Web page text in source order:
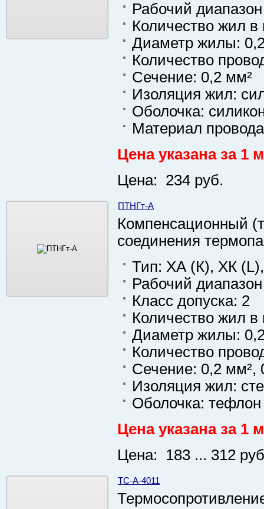
Рабочий
Количество жил в
Диаметр жилы:
Количество
Сечение: 0,2 мм²
Изоляция жил:
Оболочка:
Материал
Цена указана за 1 м
Цена: 234 руб.
ПТНГт-А
Компенсационный
соединения
Тип: ХА (К), ХК
Рабочий
Класс допуска: 2
Количество жил в
Диаметр жилы:
Количество
Сечение: 0,2 мм²,
Изоляция жил:
Оболочка: тефлон
Цена указана за 1 м
Цена: 183 ... 312
ТС-А-4011